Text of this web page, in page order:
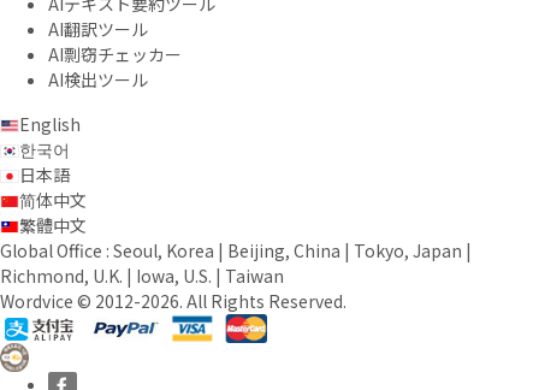
AI翻訳ツール
AI剽窃チェッカー
AI検出ツール
English
한국어
日本語
简体中文
繁體中文
Global Office : Seoul, Korea | Beijing, China | Tokyo, Japan |
Richmond, U.K. | Iowa, U.S. | Taiwan
Wordvice © 2012-2026. All Rights Reserved.